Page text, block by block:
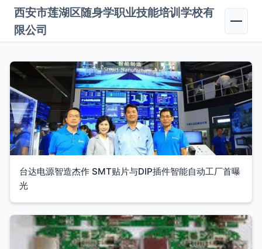
西安市莲湖区随身学职业技能培训学校有
限公司
台达电源智造杰作 SMT贴片与DIP插件智能自动工厂首曝
光